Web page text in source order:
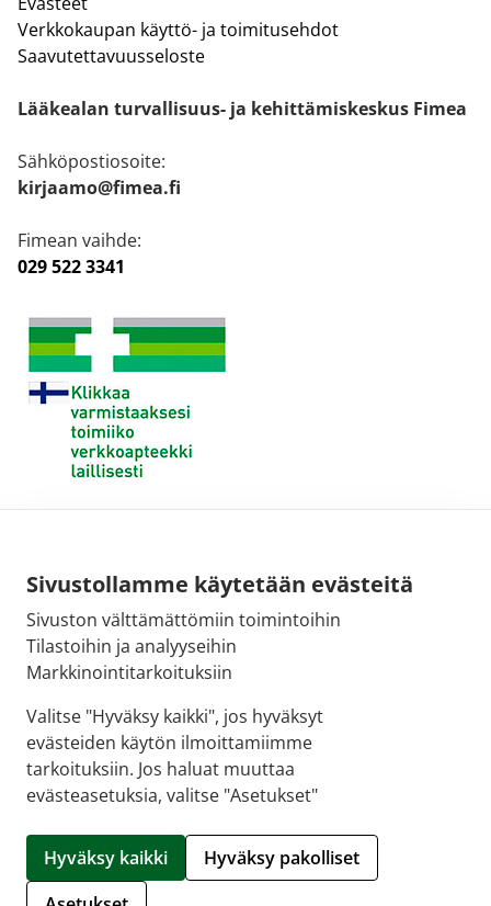
Sivustollamme käytetään evästeitä
Sivuston välttämättömiin toimintoihin
Tilastoihin ja analyyseihin
Markkinointitarkoituksiin
Valitse "Hyväksy kaikki", jos hyväksyt
evästeiden käytön ilmoittamiimme
tarkoituksiin. Jos haluat muuttaa
evästeasetuksia, valitse "Asetukset"
Hyväksy kaikki
Hyväksy pakolliset
Verkkokaupan käyttö- ja toimitusehdot
Saavutettavuusseloste
Lääkealan turvallisuus- ja kehittämiskeskus Fimea
Sähköpostiosoite:
kirjaamo@fimea.fi
Fimean vaihde:
029 522 3341
Hallitse evästeitä